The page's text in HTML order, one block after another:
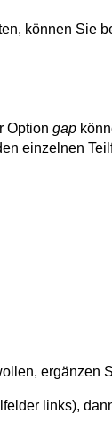
können Sie
Option gap
einzelnen
ergänzen
links),